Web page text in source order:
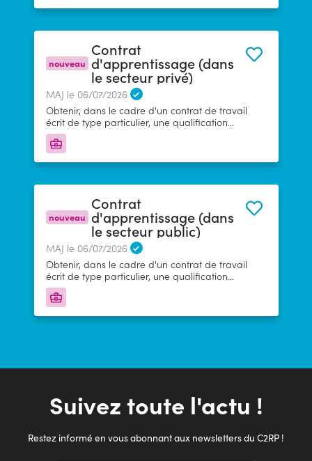
nouveau
Contrat
d'apprentissage (dans
le secteur privé)
MAJ le 06/07/2026
Obtenir, dans le cadre d'un contrat de travail
écrit de type particulier, une qualification
sanctionnée par un diplôme ou un titre
professionnel à finalité professionnelle enregistré
Professionnelles en associant une activité
professionnelle et des enseignements dans un
nouveau
Contrat
d'apprentissage (dans
le secteur public)
MAJ le 06/07/2026
Obtenir, dans le cadre d'un contrat de travail
écrit de type particulier, une qualification
sanctionnée par un diplôme ou un titre
professionnel à finalité professionnelle enregistré
Professionnelles en associant une activité
Suivez toute l'actu !
Restez informé en vous abonnant aux newsletters du C2RP !